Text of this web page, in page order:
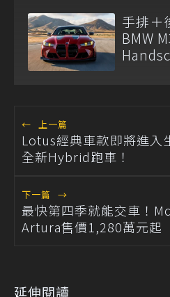
手排＋
BMW
← 上一篇
Lotus經典車款即將進入
全新Hybrid跑車！
下一篇 →
最快第四季就能交車！
Artura售價1,280萬元起
延伸閱讀